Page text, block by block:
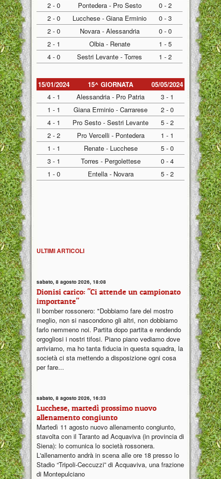
2 - 0
Pontedera - Pro Sesto
0 - 2
2 - 0
Lucchese - Giana Erminio
0 - 3
2 - 0
Novara - Alessandria
0 - 0
2 - 1
Olbia - Renate
1 - 5
4 - 0
Sestri Levante - Torres 1 - 2
15/01/2024 15^ GIORNATA
05/05/2024
4 - 1
Alessandria - Pro Patria
3 - 1
1 - 1
Giana Erminio - Carrarese
2 - 0
4 - 1
Pro Sesto - Sestri Levante
5 - 2
2 - 2
Pro Vercelli - Pontedera
1 - 1
1 - 1
Renate - Lucchese
5 - 0
3 - 1
Torres - Pergolettese
0 - 4
1 - 0
Entella - Novara 5 - 2
ULTIMI ARTICOLI
sabato, 8 agosto 2026, 18:08
Dionisi carico: "Ci attende un campionato
importante"
Il bomber rossonero: "Dobbiamo fare del mostro
meglio, non si nascondono gli altri, non dobbiamo
farlo nemmeno noi. Partita dopo partita e rendendo
orgogliosi i nostri tifosi. Piano piano vediamo dove
arriviamo, ma ho tanta fiducia in questa squadra, la
società ci sta mettendo a disposizione ogni cosa
per fare...
sabato, 8 agosto 2026, 16:33
Lucchese, martedì prossimo nuovo
allenamento congiunto
Martedì 11 agosto nuovo allenamento congiunto,
stavolta con il Taranto ad Acquaviva (in provincia di
Siena): lo comunica lo società rossonera.
L'allenamento andrà in scena alle ore 18 presso lo
Stadio “Tripoli-Ceccuzzi” di Acquaviva, una frazione
di Montepulciano